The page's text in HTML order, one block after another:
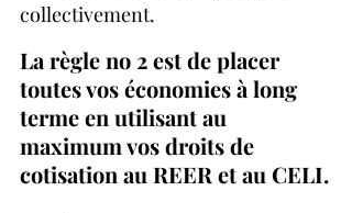
collectivement.
La règle no 2 est de placer
toutes vos économies à long
terme en utilisant au
maximum vos droits de
cotisation au REER et au CELI.